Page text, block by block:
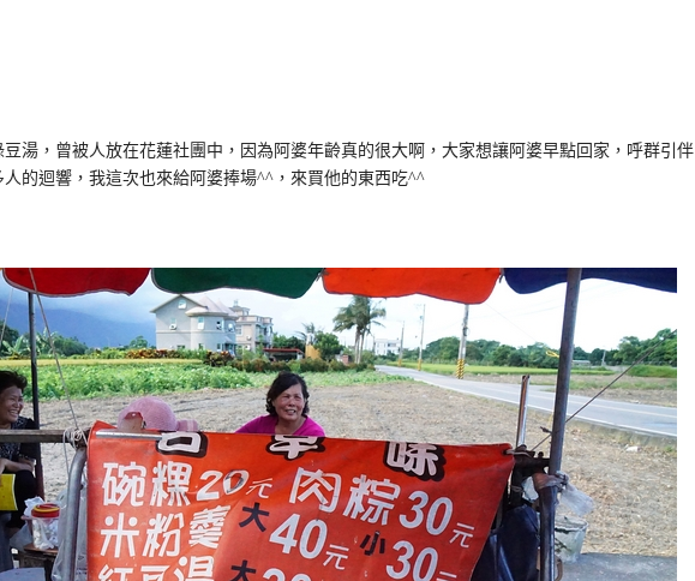
湯，曾被人放在花蓮社團中，因為阿婆年齡真的很大啊，大家想讓阿婆早點回家，呼群引伴
的迴響，我這次也來給阿婆捧場^^，來買他的東西吃^^